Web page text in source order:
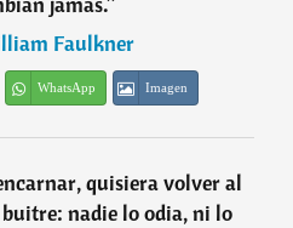
Faulkner
WhatsApp Imagen
quisiera volver al
nadie lo odia, ni lo